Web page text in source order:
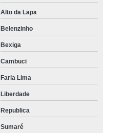
Alto da Lapa
Belenzinho
Bexiga
Cambuci
Faria Lima
Liberdade
Republica
Sumaré